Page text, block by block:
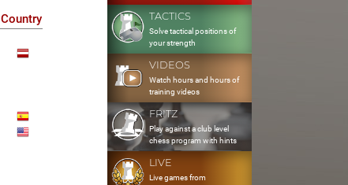
Country TACTICS
Solve tactical positions of
your strength
VIDEOS
Watch hours and hours of
training videos
FRITZ
Play against a club level
chess program with hints
LIVE
Live games from